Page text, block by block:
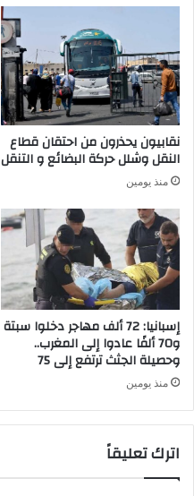
ب
ع
ك
أ
إ
ر
ي
ق
ي
ل
أ
م
م
ا
ف
ة
نقابيون يحذرون من احتقان قطاع
النقل وشلل حركة البضائع و التنقل
منذ يومين
إسبانيا: 72 ألف مهاجر دخلوا سبتة
و70 ألفًا عادوا إلى المغرب..
وحصيلة الجثث ترتفع إلى 75
منذ يومين
اترك تعليقاً